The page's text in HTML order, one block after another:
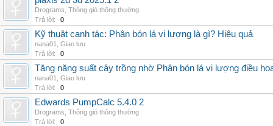
Drograms Thông gió thông thường
Trả lời:
0
Kỹ thuật canh tác: Phân bón lá vi lượng là gì? Hiệu quả
nana01
Giao lưu
Trả lời:
0
Tăng năng suất cây trồng nhờ Phân bón lá vi lượng điều
nana01
Giao lưu
Trả lời:
0
Edwards PumpCalc 5.4.0 2
Drograms Thông gió thông thường
Trả lời:
0